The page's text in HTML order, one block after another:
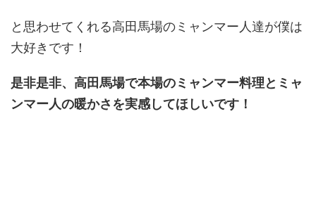
と思わせてくれる高田馬場のミャンマー人達が僕は
大好きです！
是非是非、高田馬場で本場のミャンマー料理とミャ
ンマー人の暖かさを実感してほしいです！